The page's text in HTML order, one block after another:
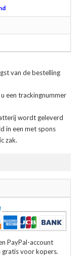
van de bestelling
een trackingnummer
wordt geleverd
in een met spons
zak.
PayPal-account
gratis voor kopers.